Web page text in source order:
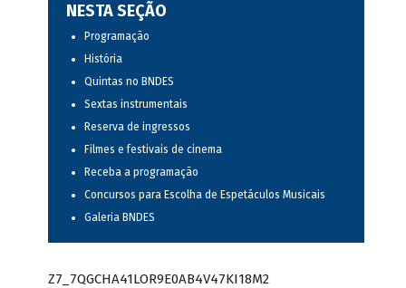
NESTA SEÇÃO
Programação
História
Quintas no BNDES
Sextas instrumentais
Reserva de ingressos
Filmes e festivais de cinema
Receba a programação
Concursos para Escolha de Espetáculos Musicais
Galeria BNDES
Z7_7QGCHA41LOR9E0AB4V47KI18M2